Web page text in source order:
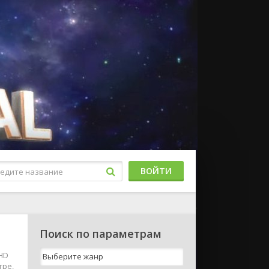
ВОЙТИ
Поиск по параметрам